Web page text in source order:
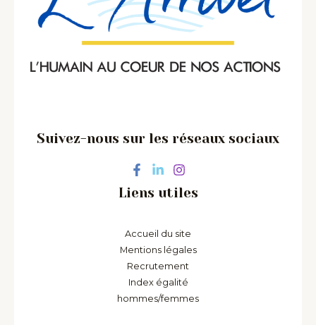
Suivez-nous sur les réseaux sociaux
Liens utiles
Accueil du site
Mentions légales
Recrutement
Index égalité
hommes/femmes